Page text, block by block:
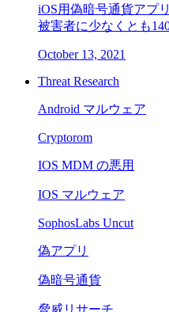
iOS用偽暗号通貨アプ
被害者に少なくとも
October 13, 2021
Threat Research
Android マルウェア
Cryptorom
IOS MDM の悪用
IOS マルウェア
SophosLabs Uncut
偽アプリ
偽暗号通貨